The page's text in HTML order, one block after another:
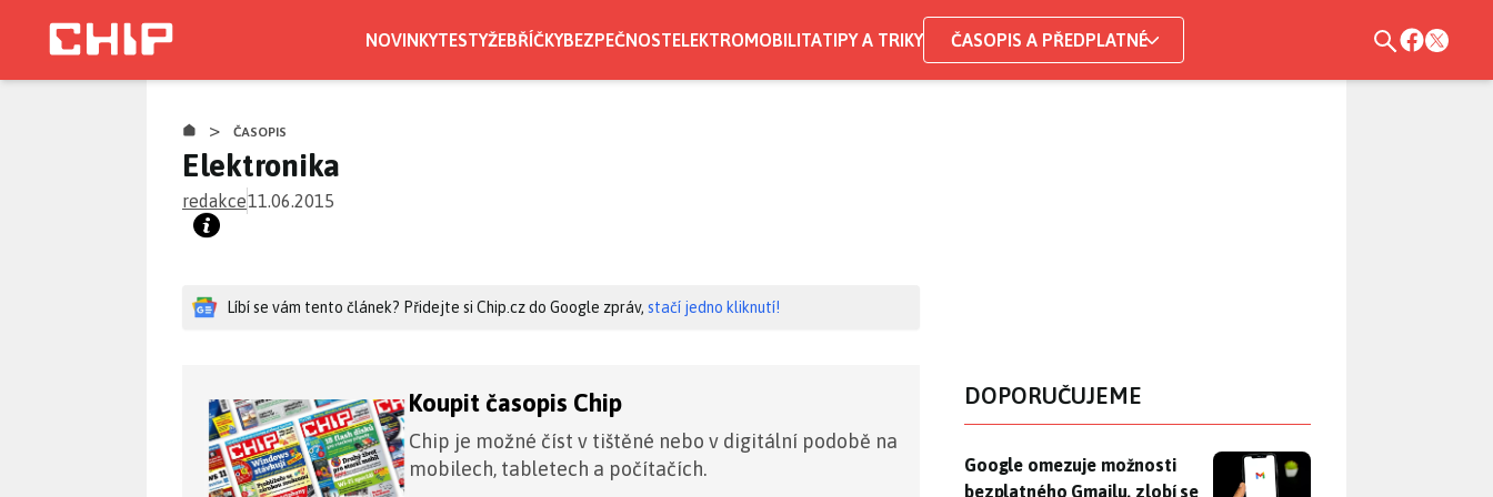
NOVINKYTESTYŽEBŘÍČKYBEZPEČNOSTELEKTROMOBILITATIPY A TRIKY ČASOPIS A PŘEDPLATNÉ
> ČASOPIS
Elektronika
redakce11.06.2015
Líbí se vám tento článek? Přidejte si Chip.cz do Google zpráv, stačí jedno kliknutí!
Koupit časopis Chip
Chip je možné číst v tištěné nebo v digitální podobě na
mobilech, tabletech a počítačích.
DOPORUČUJEME
Google omezuje možnosti bezplatného Gmailu, zlobí se
Google omezuje možnosti
bezplatného Gmailu, zlobí se